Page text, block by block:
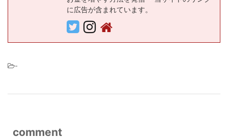
に広告が含まれています。
-
comment